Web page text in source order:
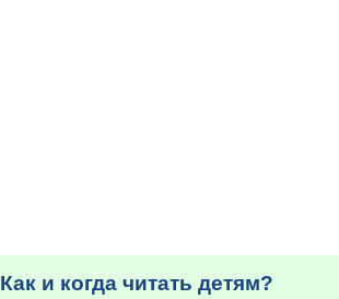
Как и когда читать детям?